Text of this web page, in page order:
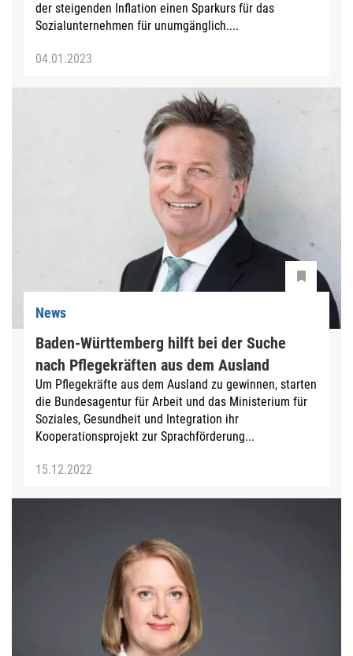
der steigenden Inflation einen Sparkurs für das
Sozialunternehmen für unumgänglich....
04.01.2023
News
Baden-Württemberg hilft bei der Suche
nach Pflegekräften aus dem Ausland
Um Pflegekräfte aus dem Ausland zu gewinnen, starten
die Bundesagentur für Arbeit und das Ministerium für
Soziales, Gesundheit und Integration ihr
Kooperationsprojekt zur Sprachförderung...
15.12.2022